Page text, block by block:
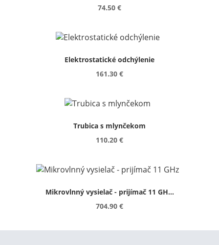
74.50 €
Elektrostatické odchýlenie
161.30 €
Trubica s mlynčekom
110.20 €
Mikrovlnný vysielač - prijímač 11 GH...
704.90 €